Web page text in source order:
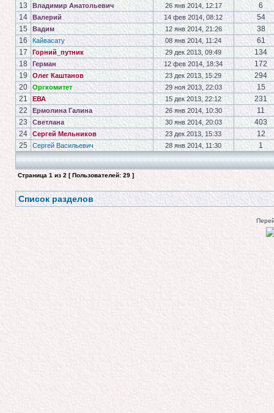
13
Владимир Анатольевич 26 янв 2014, 12:17
6
14
Валерий 14 фев 2014, 08:12
54
15
Вадим 12 янв 2014, 21:26
38
16
Кайвасату 08 янв 2014, 11:24
61
17
Горний_путник 29 дек 2013, 09:49
134
18
Герман 12 фев 2014, 18:34
172
19
Олег Каштанов 23 дек 2013, 15:29
294
20
Оргкомитет 29 ноя 2013, 22:03
15
21
ЕВА 15 дек 2013, 22:12
231
22
Ермолина Галина 26 янв 2014, 10:30
11
23
Светлана 30 янв 2014, 20:03
403
24
Сергей Мельников 23 дек 2013, 15:33
12
25
Сергей Васильевич 28 янв 2014, 11:30 1
Страница 1 из 2 [ Пользователей: 29 ]
Список разделов